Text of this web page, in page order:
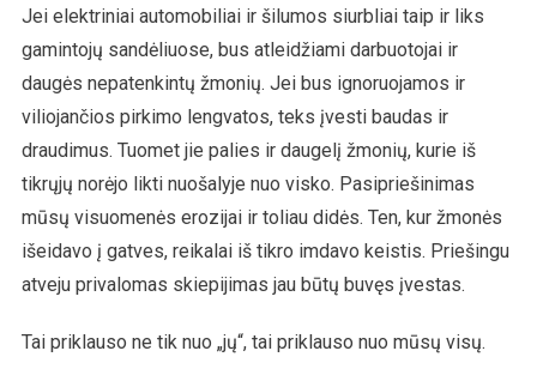
Jei elektriniai automobiliai ir šilumos siurbliai taip ir liks
gamintojų sandėliuose, bus atleidžiami darbuotojai ir
daugės nepatenkintų žmonių. Jei bus ignoruojamos ir
viliojančios pirkimo lengvatos, teks įvesti baudas ir
draudimus. Tuomet jie palies ir daugelį žmonių, kurie iš
tikrųjų norėjo likti nuošalyje nuo visko. Pasipriešinimas
mūsų visuomenės erozijai ir toliau didės. Ten, kur žmonės
išeidavo į gatves, reikalai iš tikro imdavo keistis. Priešingu
atveju privalomas skiepijimas jau būtų buvęs įvestas.
Tai priklauso ne tik nuo „jų“, tai priklauso nuo mūsų visų.